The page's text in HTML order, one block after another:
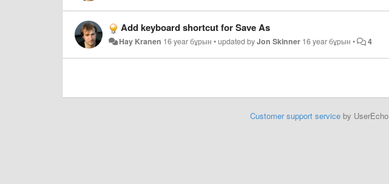
Add keyboard shortcut for Save As
Hay Kranen 16 year бұрын •updated byJon Skinner 16 year бұрын • 4
Customer support serviceby UserEcho